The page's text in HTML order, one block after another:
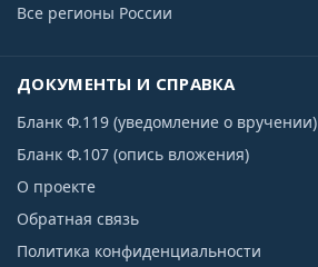
Все регионы России
ДОКУМЕНТЫ И СПРАВКА
Бланк Ф.119 (уведомление о вручении)
Бланк Ф.107 (опись вложения)
О проекте
Обратная связь
Политика конфиденциальности